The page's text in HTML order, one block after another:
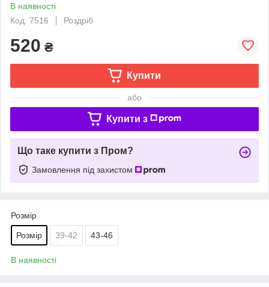
В наявності
Код: 7516
Роздріб
520 ₴
Купити
або
Купити з
Що таке купити з Пром?
Замовлення під захистом
Розмір
Розмір 39-42 43-46
В наявності